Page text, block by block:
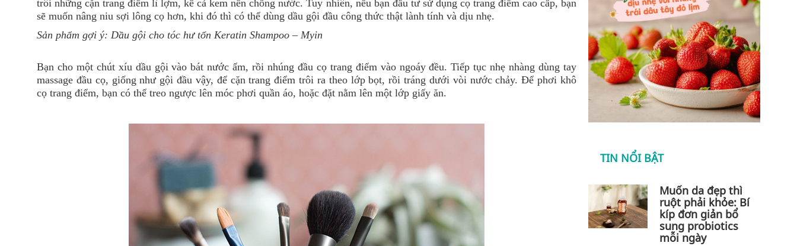
trôi những cặn trang điểm lì lợm, kể cả kem nền chống nước. Tuy nhiên, nếu bạn đầu tư sử dụng cọ trang điểm cao cấp, bạn
sẽ muốn nâng niu sợi lông cọ hơn, khi đó thì có thể dùng dầu gội đầu công thức thật lành tính và dịu nhẹ.
Sản phẩm gợi ý: Dầu gội cho tóc hư tổn Keratin Shampoo – Myin
Bạn cho một chút xíu dầu gội vào bát nước ấm, rồi nhúng đầu cọ trang điểm vào ngoáy đều. Tiếp tục nhẹ nhàng dùng tay
massage đầu cọ, giống như gội đầu vậy, để cặn trang điểm trôi ra theo lớp bọt, rồi tráng dưới vòi nước chảy. Để phơi khô
cọ trang điểm, bạn có thể treo ngược lên móc phơi quần áo, hoặc đặt nằm lên một lớp giấy ăn.
TIN NỔI BẬT
Muốn da đẹp thì
ruột phải khỏe: Bí
kíp đơn giản bổ
sung probiotics
mỗi ngày